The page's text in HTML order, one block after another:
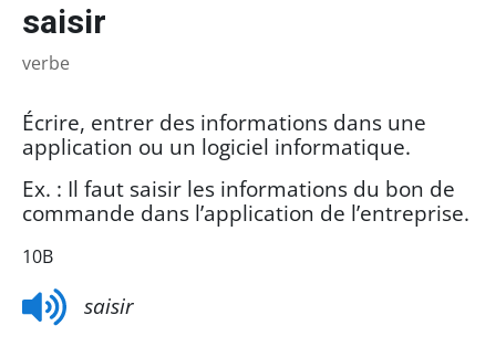
saisir
verbe
Écrire, entrer des informations dans une
application ou un logiciel informatique.
Ex. : Il faut saisir les informations du bon de
commande dans l’application de l’entreprise.
10B
saisir